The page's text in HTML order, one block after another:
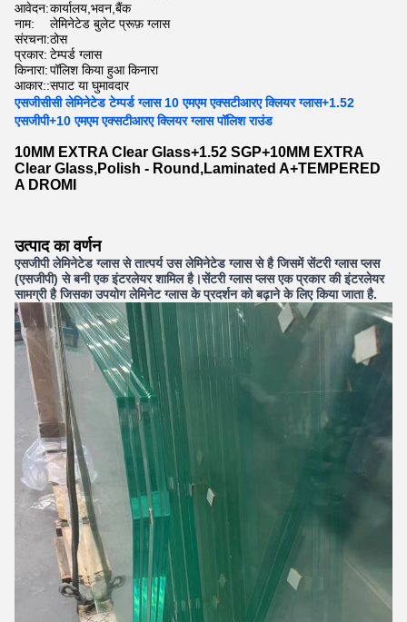
आवेदन:कार्यालय,भवन,बैंक
नाम:
लेमिनेटेड बुलेट प्रूफ़ ग्लास
संरचना:ठोस
प्रकार: टेम्पर्ड ग्लास
किनारा:पॉलिश किया हुआ किनारा
आकार::सपाट या घुमावदार
एसजीसीसी लेमिनेटेड टेम्पर्ड ग्लास 10 एमएम एक्सटीआरए क्लियर ग्लास+1.52
एसजीपी+10 एमएम एक्सटीआरए क्लियर ग्लास पॉलिश राउंड
10MM EXTRA Clear Glass+1.52 SGP+10MM EXTRA
Clear Glass,Polish - Round,Laminated A+TEMPERED
A DROMI
उत्पाद का वर्णन
एसजीपी लेमिनेटेड ग्लास से तात्पर्य उस लेमिनेटेड ग्लास से है जिसमें सेंटरी ग्लास प्लस
(एसजीपी) से बनी एक इंटरलेयर शामिल है।सेंटरी ग्लास प्लस एक प्रकार की इंटरलेयर
सामग्री है जिसका उपयोग लेमिनेट ग्लास के प्रदर्शन को बढ़ाने के लिए किया जाता है.